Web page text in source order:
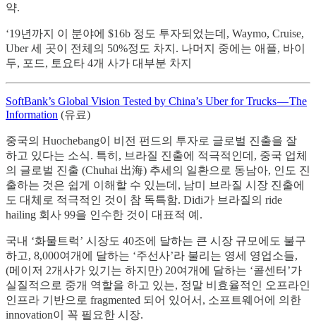
약.
‘19년까지 이 분야에 $16b 정도 투자되었는데, Waymo, Cruise,
Uber 세 곳이 전체의 50%정도 차지. 나머지 중에는 애플, 바이
두, 포드, 토요타 4개 사가 대부분 차지
SoftBank’s Global Vision Tested by China’s Uber for Trucks — The
Information (유료)
중국의 Huochebang이 비전 펀드의 투자로 글로벌 진출을 잘
하고 있다는 소식. 특히, 브라질 진출에 적극적인데, 중국 업체
의 글로벌 진출 (Chuhai 出海) 추세의 일환으로 동남아, 인도 진
출하는 것은 쉽게 이해할 수 있는데, 남미 브라질 시장 진출에
도 대체로 적극적인 것이 참 독특함. Didi가 브라질의 ride
hailing 회사 99을 인수한 것이 대표적 예.
국내 ‘화물트럭’ 시장도 40조에 달하는 큰 시장 규모에도 불구
하고, 8,000여개에 달하는 ‘주선사’라 불리는 영세 영업소들,
(메이저 2개사가 있기는 하지만) 20여개에 달하는 ‘콜센터’가
실질적으로 중개 역할을 하고 있는, 정말 비효율적인 오프라인
인프라 기반으로 fragmented 되어 있어서, 소프트웨어에 의한
innovation이 꼭 필요한 시장.